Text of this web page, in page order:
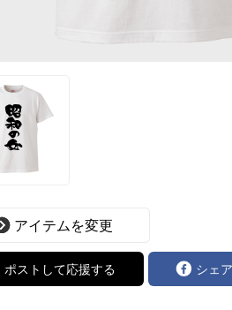
アイテムを変更
ポストして応援する シェ